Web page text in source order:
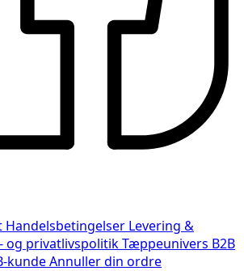
Handelsbetingelser Levering &
og privatlivspolitikTæppeunivers B2B
kundeAnnuller din ordre